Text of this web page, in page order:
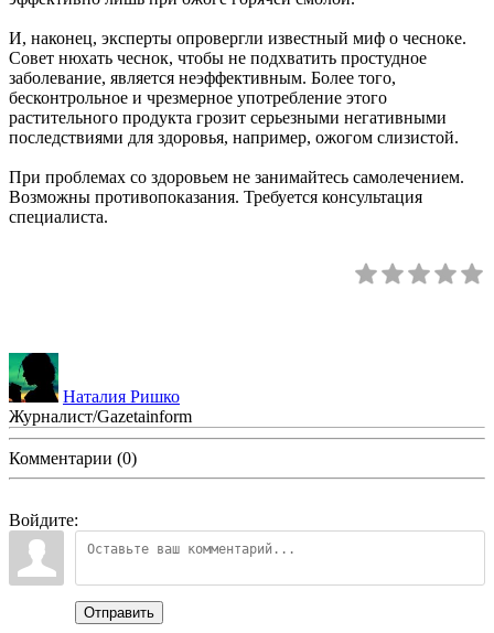
И, наконец, эксперты опровергли известный миф о чесноке.
Совет нюхать чеснок, чтобы не подхватить простудное
заболевание, является неэффективным. Более того,
бесконтрольное и чрезмерное употребление этого
растительного продукта грозит серьезными негативными
последствиями для здоровья, например, ожогом слизистой.
При проблемах со здоровьем не занимайтесь самолечением.
Возможны противопоказания. Требуется консультация
специалиста.
Наталия Ришко
Журналист/Gazetainform
Комментарии (0)
Войдите:
Отправить